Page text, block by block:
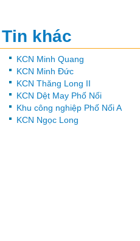
Tin khác
KCN Minh Quang
KCN Minh Đức
KCN Thăng Long II
KCN Dệt May Phố Nối
Khu công nghiệp Phố Nối A
KCN Ngọc Long